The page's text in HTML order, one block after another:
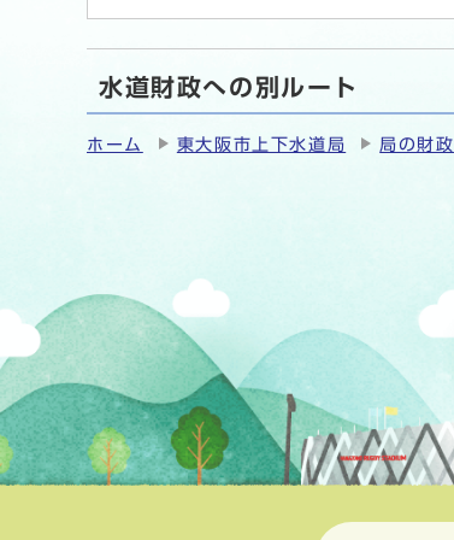
水道財政への別ルート
ホーム 東大阪市上下水道局 局の財政